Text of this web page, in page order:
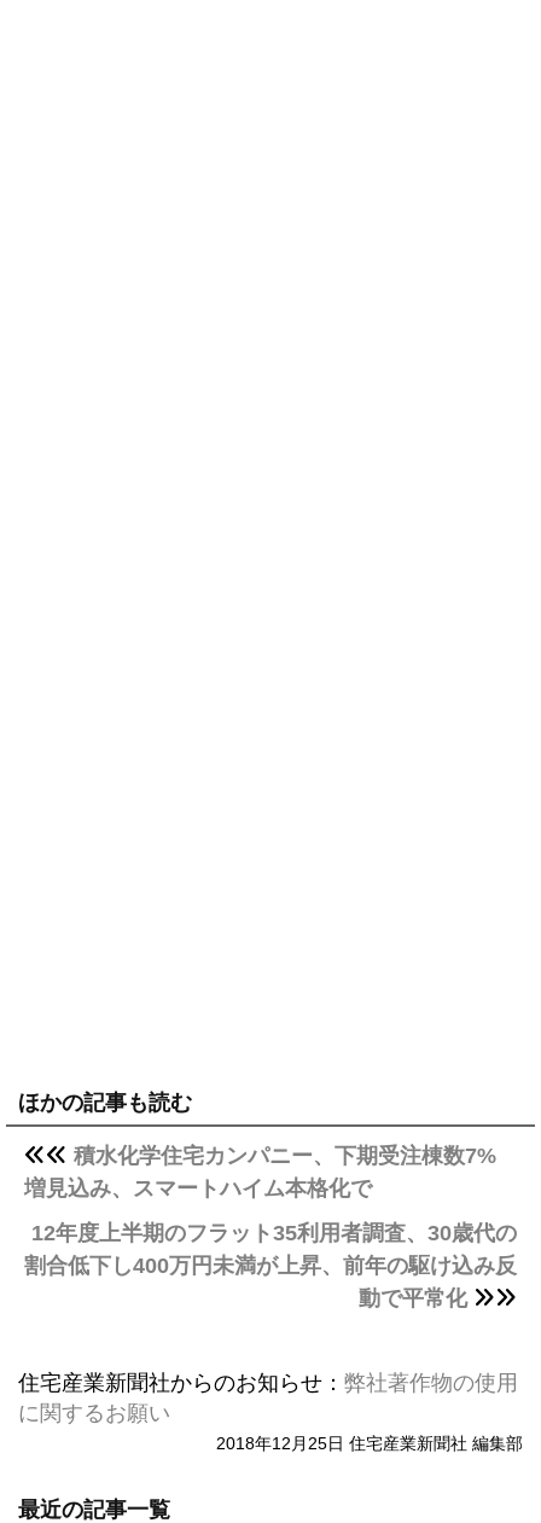
ほかの記事も読む
積水化学住宅カンパニー、下期受注棟数7%
増見込み、スマートハイム本格化で
12年度上半期のフラット35利用者調査、30歳代の
割合低下し400万円未満が上昇、前年の駆け込み反
動で平常化
住宅産業新聞社からのお知らせ： 弊社著作物の使用
に関するお願い
2018年12月25日 住宅産業新聞社 編集部
最近の記事一覧